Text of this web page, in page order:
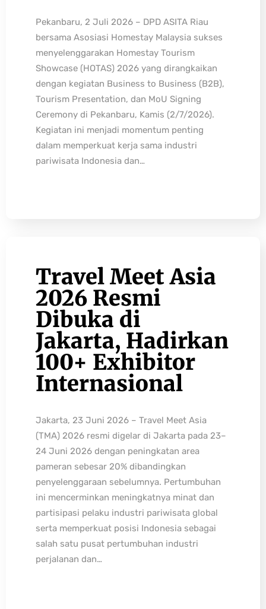
Pekanbaru, 2 Juli 2026 – DPD ASITA Riau
bersama Asosiasi Homestay Malaysia sukses
menyelenggarakan Homestay Tourism
Showcase (HOTAS) 2026 yang dirangkaikan
dengan kegiatan Business to Business (B2B),
Tourism Presentation, dan MoU Signing
Ceremony di Pekanbaru, Kamis (2/7/2026).
Kegiatan ini menjadi momentum penting
dalam memperkuat kerja sama industri
pariwisata Indonesia dan…
Travel Meet Asia
2026 Resmi
Dibuka di
Jakarta, Hadirkan
100+ Exhibitor
Internasional
Jakarta, 23 Juni 2026 – Travel Meet Asia
(TMA) 2026 resmi digelar di Jakarta pada 23–
24 Juni 2026 dengan peningkatan area
pameran sebesar 20% dibandingkan
penyelenggaraan sebelumnya. Pertumbuhan
ini mencerminkan meningkatnya minat dan
partisipasi pelaku industri pariwisata global
serta memperkuat posisi Indonesia sebagai
salah satu pusat pertumbuhan industri
perjalanan dan…